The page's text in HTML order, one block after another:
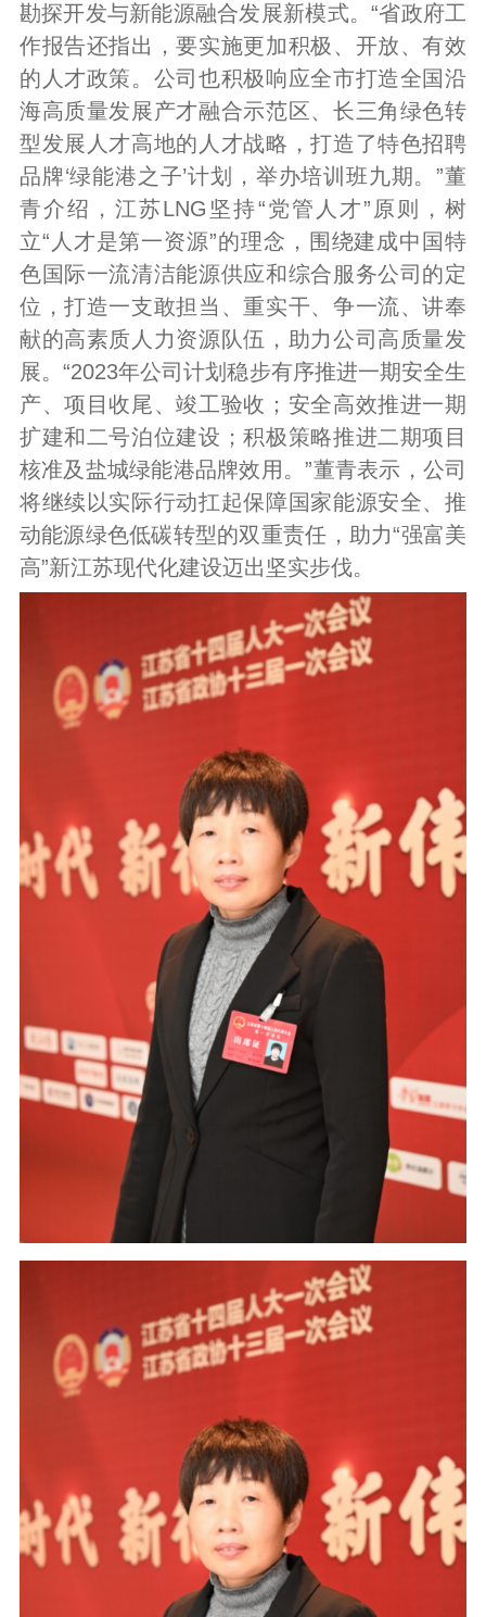
勘探开发与新能源融合发展新模式。“省政府工
作报告还指出，要实施更加积极、开放、有效
的人才政策。公司也积极响应全市打造全国沿
海高质量发展产才融合示范区、长三角绿色转
型发展人才高地的人才战略，打造了特色招聘
品牌‘绿能港之子’计划，举办培训班九期。”董
青介绍，江苏LNG坚持“党管人才”原则，树
立“人才是第一资源”的理念，围绕建成中国特
色国际一流清洁能源供应和综合服务公司的定
位，打造一支敢担当、重实干、争一流、讲奉
献的高素质人力资源队伍，助力公司高质量发
展。“2023年公司计划稳步有序推进一期安全生
产、项目收尾、竣工验收；安全高效推进一期
扩建和二号泊位建设；积极策略推进二期项目
核准及盐城绿能港品牌效用。”董青表示，公司
将继续以实际行动扛起保障国家能源安全、推
动能源绿色低碳转型的双重责任，助力“强富美
高”新江苏现代化建设迈出坚实步伐。